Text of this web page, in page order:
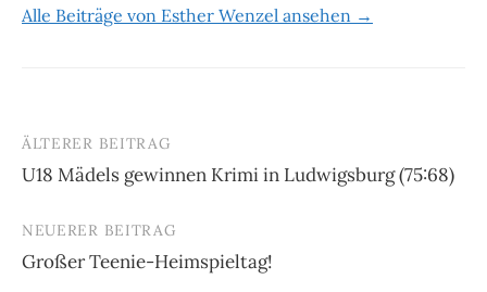
Alle Beiträge von Esther Wenzel ansehen →
Beitrags-
Navigation
ÄLTERER BEITRAG
U18 Mädels gewinnen Krimi in Ludwigsburg (75:68)
NEUERER BEITRAG
Großer Teenie-Heimspieltag!